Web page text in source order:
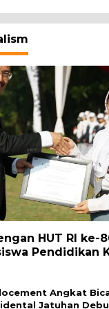
HUT RI ke-
Pendidikan
Angkat
Jatuhan